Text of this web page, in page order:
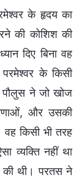
के हृदय का
की कोशिश की
दिए बिना वह
के किसी
पौलुस ने जो खोज
और उसकी
किसी भी तरह
व्यक्ति नहीं था
की थी। परतस ने